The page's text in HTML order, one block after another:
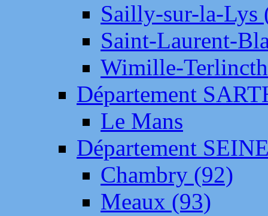
Sailly-sur-la-Lys
Saint-Laurent-
Wimille-
Département
Le Mans
Département
Chambry (92)
Meaux (93)